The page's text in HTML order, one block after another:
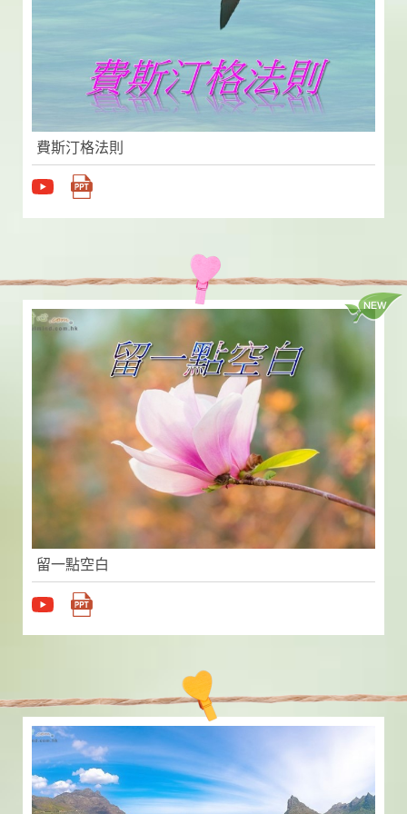
費斯汀格法則
留一點空白